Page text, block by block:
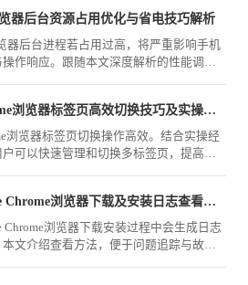
器后台资源占用优化与省电技巧解析
器后台进程若占用过高，将严重影响手机
操作响应。跟随本文深度解析的性能调优
Chrome浏览器标签页高效切换技巧及实操经验
浏览器标签页切换操作高效。结合实操经
户可以快速管理和切换多标签页，提高多
google Chrome浏览器下载及安装日志查看方法
Chrome浏览器下载安装过程中会生成日志
本文介绍查看方法，便于问题追踪与故障